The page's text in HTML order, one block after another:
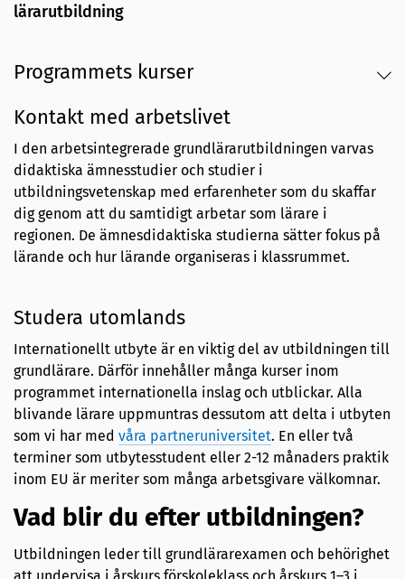
lärarutbildning
Programmets kurser
Kontakt med arbetslivet
I den arbetsintegrerade grundlärarutbildningen varvas
didaktiska ämnesstudier och studier i
utbildningsvetenskap med erfarenheter som du skaffar
dig genom att du samtidigt arbetar som lärare i
regionen. De ämnesdidaktiska studierna sätter fokus på
lärande och hur lärande organiseras i klassrummet.
Studera utomlands
Internationellt utbyte är en viktig del av utbildningen till
grundlärare. Därför innehåller många kurser inom
programmet internationella inslag och utblickar. Alla
blivande lärare uppmuntras dessutom att delta i utbyten
som vi har med våra partneruniversitet. En eller två
terminer som utbytesstudent eller 2-12 månaders praktik
inom EU är meriter som många arbetsgivare välkomnar.
Vad blir du efter utbildningen?
Utbildningen leder till grundlärarexamen och behörighet